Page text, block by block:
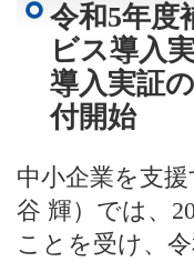
令和5年度
ビス導入
導入実証
付開始
中小企業を支
谷 輝）では、
ことを受け、